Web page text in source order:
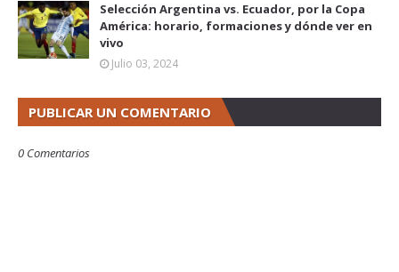
Selección Argentina vs. Ecuador, por la Copa
América: horario, formaciones y dónde ver en
vivo
Julio 03, 2024
PUBLICAR UN COMENTARIO
0 Comentarios